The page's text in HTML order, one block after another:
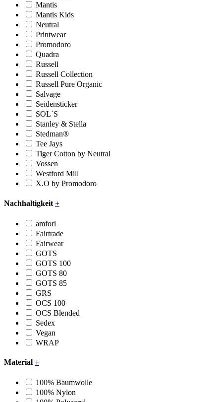
Mantis
Mantis Kids
Neutral
Printwear
Promodoro
Quadra
Russell
Russell Collection
Russell Pure Organic
Salvage
Seidensticker
SOL´S
Stanley & Stella
Stedman®
Tee Jays
Tiger Cotton by Neutral
Vossen
Westford Mill
X.O by Promodoro
Nachhaltigkeit +
amfori
Fairtrade
Fairwear
GOTS
GOTS 100
GOTS 80
GOTS 85
GRS
OCS 100
OCS Blended
Sedex
Vegan
WRAP
Material +
100% Baumwolle
100% Nylon